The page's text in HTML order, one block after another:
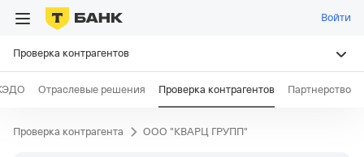
Войти
Проверка контрагентов
Отраслевые решения Проверка контрагентов Партнерство
Проверка контрагента ООО "КВАРЦ ГРУПП"